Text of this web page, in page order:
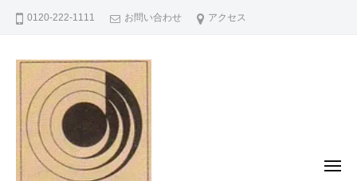
0120-222-1111 お問い合わせ アクセス
メ